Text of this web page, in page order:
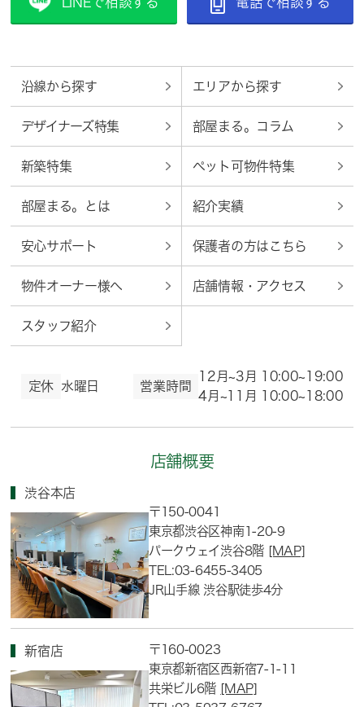
沿線から探す エリアから探す
デザイナーズ特集 部屋まる。コラム
新築特集 ペット可物件特集
部屋まる。とは 紹介実績
安心サポート 保護者の方はこちら
物件オーナー様へ 店舗情報・アクセス
スタッフ紹介
定休 水曜日 営業時間
12月~3月 10:00~19:00
4月~11月 10:00~18:00
店舗概要
渋谷本店
〒150-0041
東京都渋谷区神南1-20-9
パークウェイ渋谷8階 [MAP]
TEL:03-6455-3405
JR山手線 渋谷駅徒歩4分
新宿店
〒160-0023
東京都新宿区西新宿7-1-11
共栄ビル6階 [MAP]